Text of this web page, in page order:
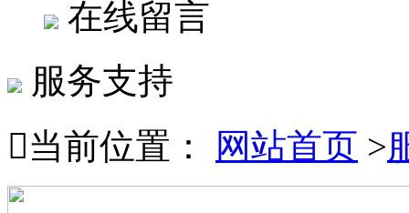
在线留言
服务支持
当前位置： 网站首页 >